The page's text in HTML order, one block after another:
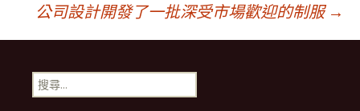
導
公司設計開發了一批深受市場歡迎的制服 →
搜
尋